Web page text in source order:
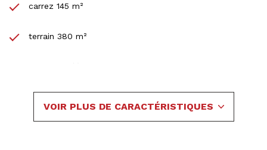
carrez 145 m²
terrain 380 m²
VOIR PLUS DE CARACTÉRISTIQUES